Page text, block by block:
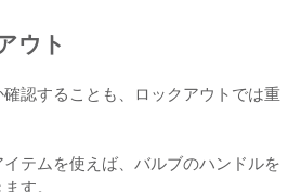
ウト
認することも、ロックアウトでは重
テムを使えば、バルブのハンドルを
す。